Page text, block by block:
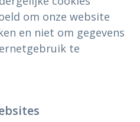
om onze website
en niet om gegevens
te